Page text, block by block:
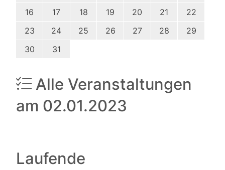
16
17 18 19 20 21
22
23
24 25 26 27 28
29
30
31
Alle Veranstaltungen
am 02.01.2023
Laufende